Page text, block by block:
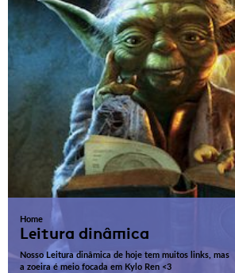
Home
Leitura dinâmica
Nosso Leitura dinâmica de hoje tem muitos links, mas
a zoeira é meio focada em Kylo Ren <3